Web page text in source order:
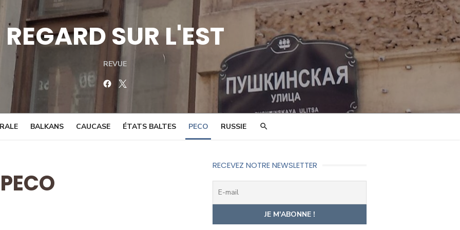
REGARD SUR L'EST
REVUE
Facebook
BALKANS CAUCASE ÉTATS BALTES PECO RUSSIE
PECO
RECEVEZ NOTRE NEWSLETTER